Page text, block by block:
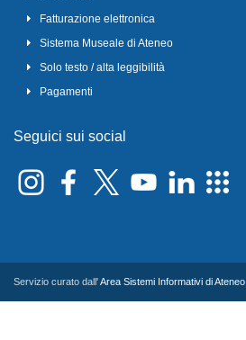
Fatturazione elettronica
Sistema Museale di Ateneo
Solo testo / alta leggibilità
Pagamenti
Seguici sui social
Servizio curato dall'Area Sistemi Informativi di Ateneo